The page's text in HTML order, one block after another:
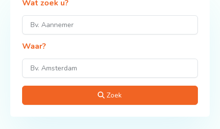
Wat zoek u?
Waar?
Zoek